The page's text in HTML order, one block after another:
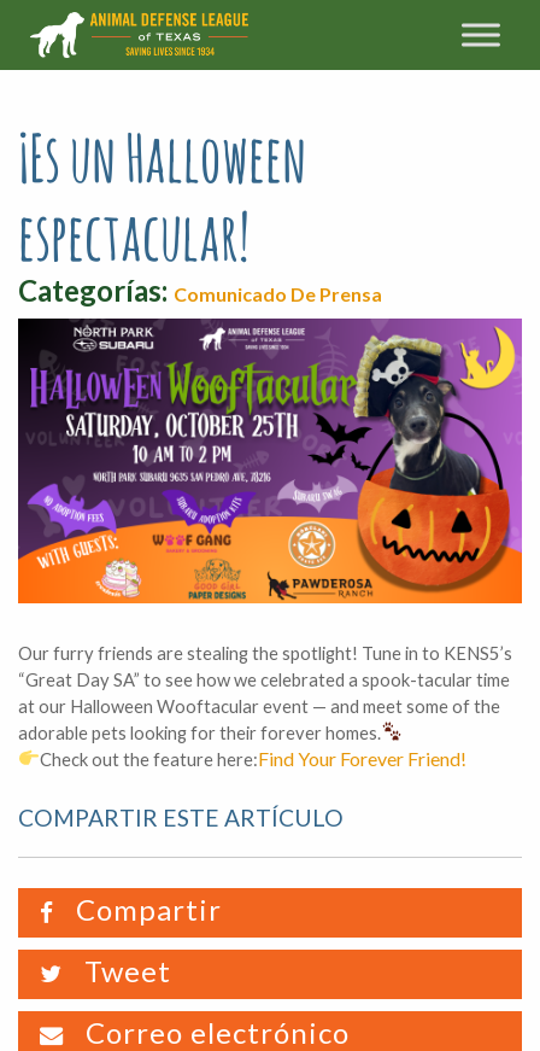
¡Es un Halloween
espectacular!
Categorías: Comunicado De Prensa
Our furry friends are stealing the spotlight! Tune in to KENS5’s
“Great Day SA” to see how we celebrated a spook-tacular time
at our Halloween Wooftacular event — and meet some of the
adorable pets looking for their forever homes.
Check out the feature here:Find Your Forever Friend!
COMPARTIR ESTE ARTÍCULO
Compartir
Tweet
Correo electrónico